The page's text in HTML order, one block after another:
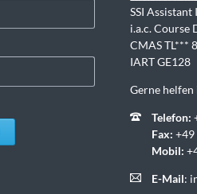
SSI
i.a.c. Course
CMAS TL***
IART GE128
Gerne helfen
Telefon:
Fax: +49
Mobil:
E-Mail: